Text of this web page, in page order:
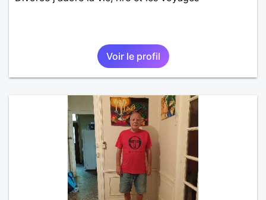
Voir le profil